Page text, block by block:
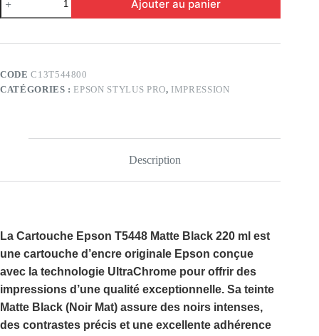
de
EPSON
Cartouche
T5448
MATTE
Ajouter au panier
CODEC13T544800
CATÉGORIES :EPSON STYLUS PRO, IMPRESSION
Description
La Cartouche Epson T5448 Matte Black 220 ml est
une cartouche d’encre originale Epson conçue
avec la technologie UltraChrome pour offrir des
impressions d’une qualité exceptionnelle. Sa teinte
Matte Black (Noir Mat) assure des noirs intenses,
des contrastes précis et une excellente adhérence